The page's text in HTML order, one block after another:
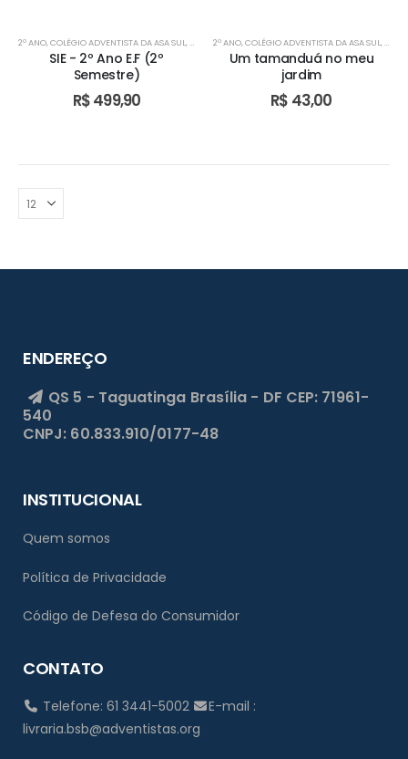
2º ANO,COLÉGIO ADVENTISTA DA ASA SUL,COLÉGIO ADVENTISTA DE ÁGUAS CLARAS,COLÉGIO
SIE - 2º Ano E.F (2º
Semestre)
R$499,90
2º ANO,COLÉGIO ADVENTISTA DA ASA SUL,
Um tamanduá no meu
jardim
R$ 43,00
ENDEREÇO
QS 5 - Taguatinga Brasília - DF CEP: 71961-
540
CNPJ: 60.833.910/0177-48
INSTITUCIONAL
Quem somos
Política de Privacidade
Código de Defesa do Consumidor
CONTATO
Telefone: 61 3441-5002
E-mail :
livraria.bsb@adventistas.org